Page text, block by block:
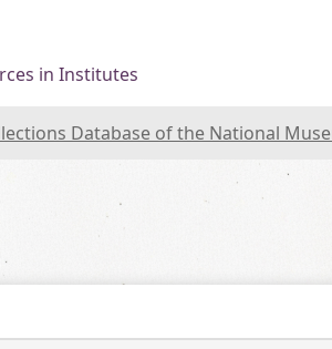
in Institutes
Database of the National